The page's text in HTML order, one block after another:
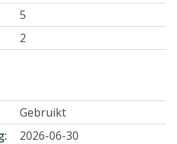
5
2
Gebruikt
2026-06-30